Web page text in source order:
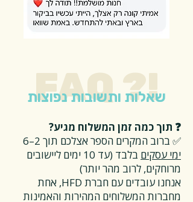
FAQ ?!
שאלות ותשובות נפוצות
❓ תוך כמה זמן המשלוח מגיע?
✅ ברוב המקרים הספר אצלכם תוך 2–6
ימי עסקים
בלבד (עד 10 ימים ליישובים
מרוחקים, לרוב מהר יותר)
אנחנו עובדים עם חברת HFD, אחת
מחברות המשלוחים המהירות והאמינות